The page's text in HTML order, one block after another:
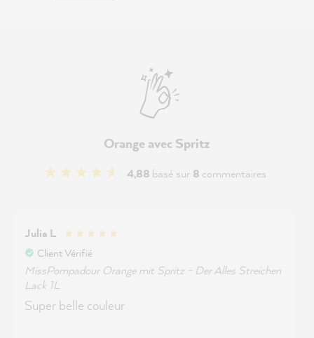
Orange avec Spritz
4,88 basé sur 8 commentaires
Julia L
Client Vérifié
MissPompadour Orange mit Spritz - Der Alles Streichen
Lack 1L
Super belle couleur